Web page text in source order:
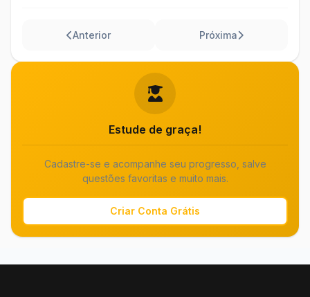
Anterior Próxima
Estude de graça!
Cadastre-se e acompanhe seu progresso, salve
questões favoritas e muito mais.
Criar Conta Grátis